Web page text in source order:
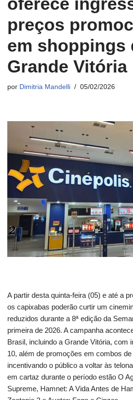
preços
em shoppings
Grande Vitória
por Dimitria Mandelli 05/02/2026
A partir desta quinta-feira (05) e até a
os capixabas poderão curtir um
reduzidos durante a 8ª edição da
primeira de 2026. A campanha
Brasil, incluindo a Grande Vitória, com
10, além de promoções em combos
incentivando o público a voltar às
em cartaz durante o período estão O
Supreme, Hamnet: A Vida Antes de